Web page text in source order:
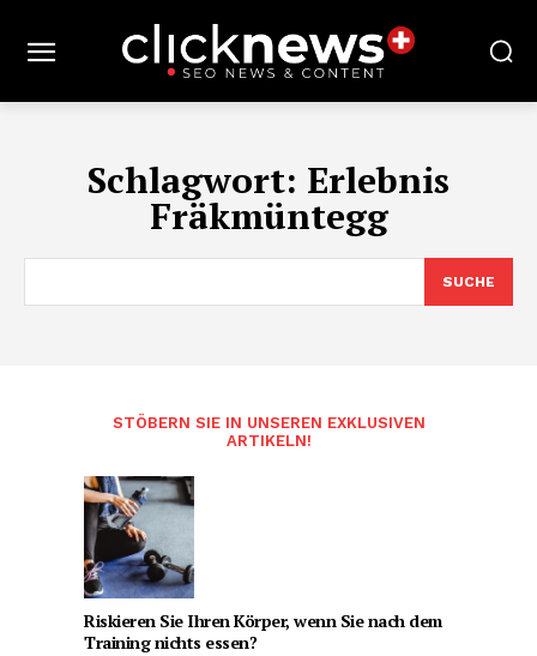
Schlagwort: Erlebnis
Fräkmüntegg
SUCHE
STÖBERN SIE IN UNSEREN EXKLUSIVEN
ARTIKELN!
Riskieren Sie Ihren Körper, wenn Sie nach dem
Training nichts essen?